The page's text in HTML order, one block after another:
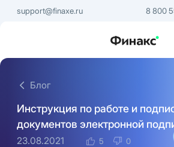
8 800
support@finaxe.ru
Блог
Инструкция по работе и
документов электронной
23.08.2021 5 0